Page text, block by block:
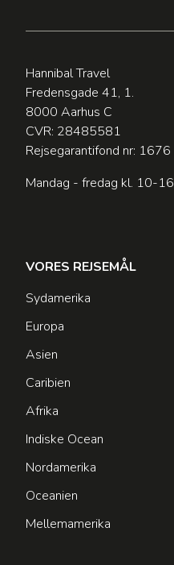
Hannibal Travel
Fredensgade 41, 1.
8000 Aarhus C
CVR: 28485581
Rejsegarantifond nr: 1676
Mandag - fredag kl. 10-16
VORES REJSEMÅL
Sydamerika
Europa
Asien
Caribien
Afrika
Indiske Ocean
Nordamerika
Oceanien
Mellemamerika